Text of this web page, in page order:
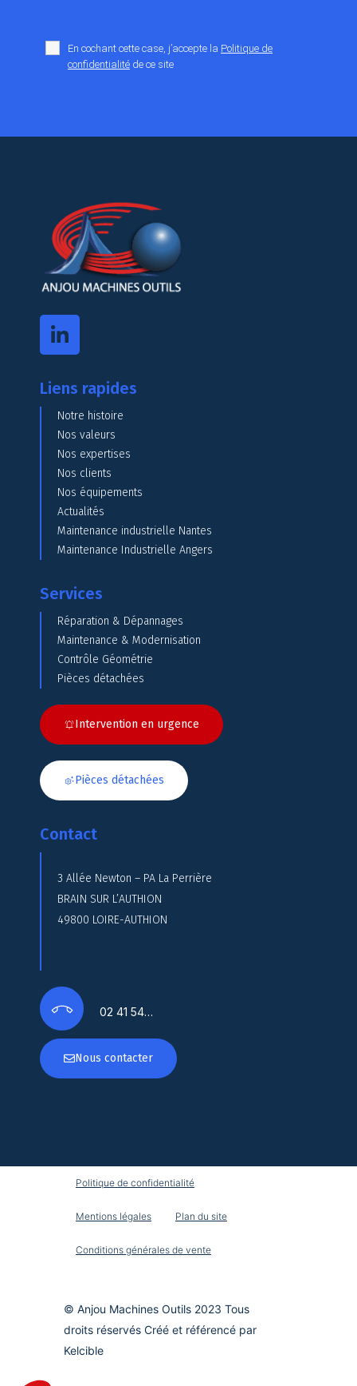
En cochant cette case, j’accepte la Politique de
confidentialité de ce site
Liens rapides
Notre histoire
Nos valeurs
Nos expertises
Nos clients
Nos équipements
Actualités
Maintenance industrielle Nantes
Maintenance Industrielle Angers
Services
Réparation & Dépannages
Maintenance & Modernisation
Contrôle Géométrie
Pièces détachées
Intervention en urgence
Pièces détachées
Contact
3 Allée Newton – PA La Perrière
BRAIN SUR L’AUTHION
49800 LOIRE-AUTHION
02 41 54…
Nous contacter
Politique de confidentialité
Mentions légales Plan du site
Conditions générales de vente
© Anjou Machines Outils 2023 Tous
droits réservés Créé et référencé par
Kelcible